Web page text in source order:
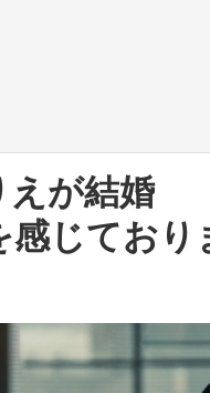
えが結婚
じており